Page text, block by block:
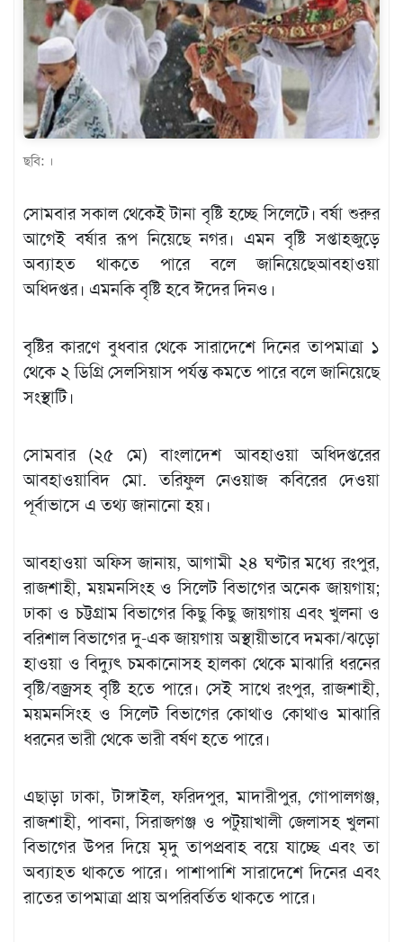
শিক্ষাঙ্গন
অর্থনীতি
মতামত
অন্যান্য
ছবি: ।
সোমবার সকাল থেকেই টানা বৃষ্টি হচ্ছে সিলেটে। বর্ষা শুরুর
আগেই বর্ষার রূপ নিয়েছে নগর। এমন বৃষ্টি সপ্তাহজুড়ে
অব্যাহত থাকতে পারে বলে জানিয়েছেআবহাওয়া
অধিদপ্তর। এমনকি বৃষ্টি হবে ঈদের দিনও।
বৃষ্টির কারণে বুধবার থেকে সারাদেশে দিনের তাপমাত্রা ১
থেকে ২ ডিগ্রি সেলসিয়াস পর্যন্ত কমতে পারে বলে জানিয়েছে
সংস্থাটি।
সোমবার (২৫ মে) বাংলাদেশ আবহাওয়া অধিদপ্তরের
আবহাওয়াবিদ মো. তরিফুল নেওয়াজ কবিরের দেওয়া
পূর্বাভাসে এ তথ্য জানানো হয়।
আবহাওয়া অফিস জানায়, আগামী ২৪ ঘণ্টার মধ্যে রংপুর,
রাজশাহী, ময়মনসিংহ ও সিলেট বিভাগের অনেক জায়গায়;
ঢাকা ও চট্টগ্রাম বিভাগের কিছু কিছু জায়গায় এবং খুলনা ও
বরিশাল বিভাগের দু-এক জায়গায় অস্থায়ীভাবে দমকা/ঝড়ো
হাওয়া ও বিদ্যুৎ চমকানোসহ হালকা থেকে মাঝারি ধরনের
বৃষ্টি/বজ্রসহ বৃষ্টি হতে পারে। সেই সাথে রংপুর, রাজশাহী,
ময়মনসিংহ ও সিলেট বিভাগের কোথাও কোথাও মাঝারি
ধরনের ভারী থেকে ভারী বর্ষণ হতে পারে।
এছাড়া ঢাকা, টাঙ্গাইল, ফরিদপুর, মাদারীপুর, গোপালগঞ্জ,
রাজশাহী, পাবনা, সিরাজগঞ্জ ও পটুয়াখালী জেলাসহ খুলনা
বিভাগের উপর দিয়ে মৃদু তাপপ্রবাহ বয়ে যাচ্ছে এবং তা
অব্যাহত থাকতে পারে। পাশাপাশি সারাদেশে দিনের এবং
রাতের তাপমাত্রা প্রায় অপরিবর্তিত থাকতে পারে।